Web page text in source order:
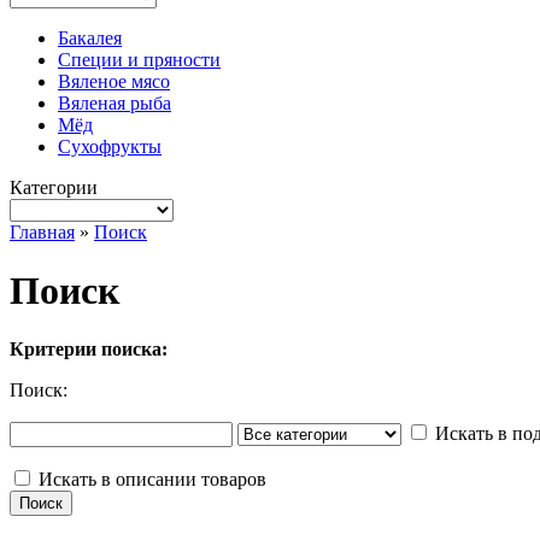
Бакалея
Специи и пряности
Вяленое мясо
Вяленая рыба
Мёд
Сухофрукты
Категории
Главная » Поиск
Поиск
Критерии поиска:
Поиск:
Искать в
Искать в описании товаров